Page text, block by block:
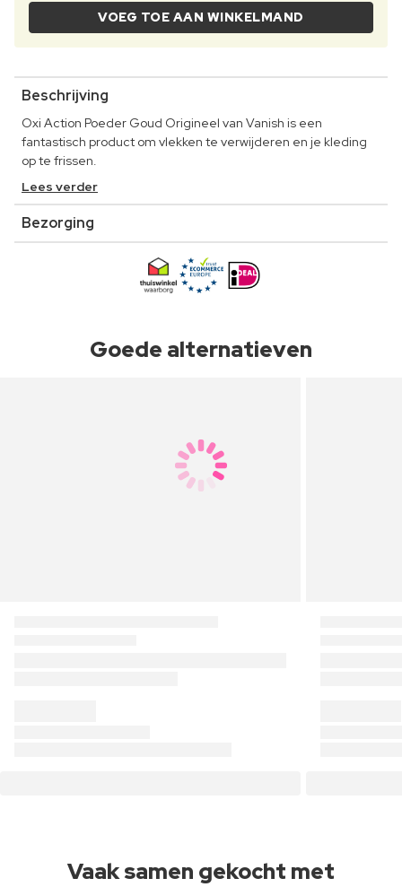
VOEG TOE AAN WINKELMAND
Beschrijving
Oxi Action Poeder Goud Origineel van Vanish is een
fantastisch product om vlekken te verwijderen en je kleding
op te frissen.
Lees verder
Bezorging
Goede alternatieven
Vaak samen gekocht met